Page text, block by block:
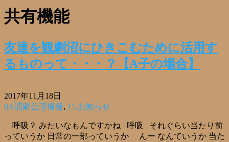
共有機能
友達を観劇沼にひきこむために活用す
るものって・・・？【A子の場合】
2017年11月18日
03.演劇公演情報, 15.お知らせ
呼吸？ みたいなもんですかね 呼吸 それぐらい当たり前
っていうか 日常の一部っていうか んー なんていうか 当た